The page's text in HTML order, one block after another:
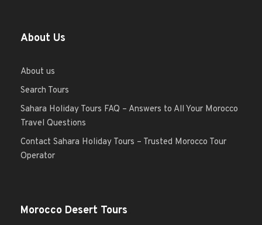
About Us
About us
Search Tours
Sahara Holiday Tours FAQ – Answers to All Your Morocco
Travel Questions
Contact Sahara Holiday Tours – Trusted Morocco Tour
Operator
Morocco Desert Tours